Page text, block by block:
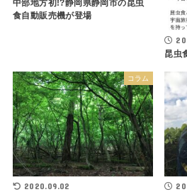
中部地方初!?静岡県静岡市の昆虫
食自動販売機が登場
昆虫
コラム
2020.09.02